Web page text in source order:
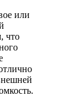
или
что